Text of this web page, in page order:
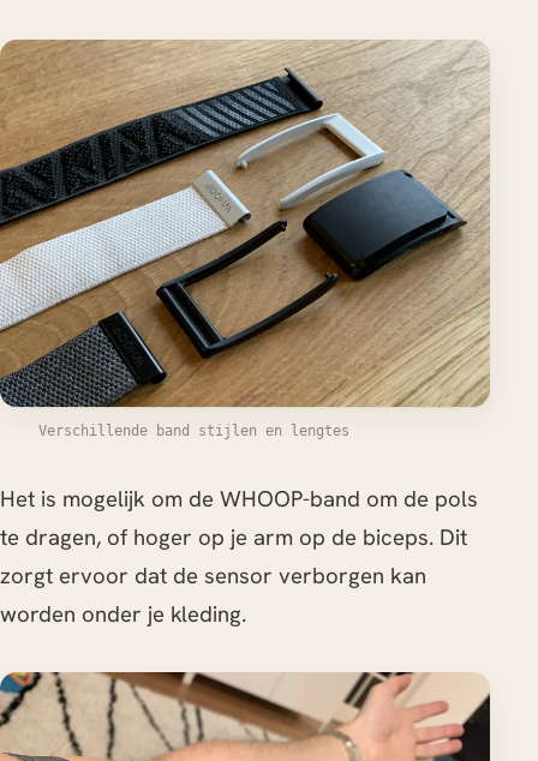
Verschillende band stijlen en lengtes
Het is mogelijk om de WHOOP-band om de pols
te dragen, of hoger op je arm op de biceps. Dit
zorgt ervoor dat de sensor verborgen kan
worden onder je kleding.